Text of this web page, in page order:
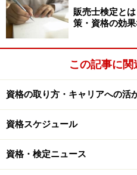
受験申込 ５月下旬～６
合格基準 得点60%程度
合格率 約20%
さてどんどんいきましょう
うぞ。
販売士検定と
策・資格の効
この記事に
資格の取り方・キャリアへの活
資格スケジュール
資格・検定ニュース